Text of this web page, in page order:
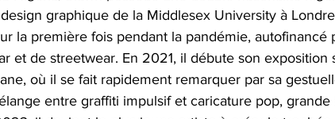
graphique de la Middlesex University à
la première fois pendant la pandémie, autofinancé
et de streetwear. En 2021, il débute son exposition
où il se fait rapidement remarquer par sa
entre graffiti impulsif et caricature pop,